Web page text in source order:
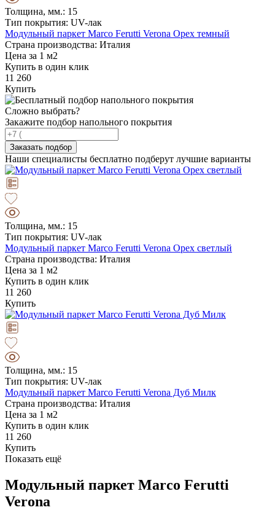
Толщина, мм.: 15
Тип покрытия: UV-лак
Модульный паркет Marco Ferutti Verona Орех темный
Страна производства: Италия
Цена за 1 м2
Купить в один клик
11 260
Купить
Сложно выбрать?
Закажите подбор напольного покрытия
Заказать подбор
Наши специалисты бесплатно подберут лучшие варианты
Толщина, мм.: 15
Тип покрытия: UV-лак
Модульный паркет Marco Ferutti Verona Орех светлый
Страна производства: Италия
Цена за 1 м2
Купить в один клик
11 260
Купить
Толщина, мм.: 15
Тип покрытия: UV-лак
Модульный паркет Marco Ferutti Verona Дуб Милк
Страна производства: Италия
Цена за 1 м2
Купить в один клик
11 260
Купить
Показать ещё
Модульный паркет Marco Ferutti
Verona